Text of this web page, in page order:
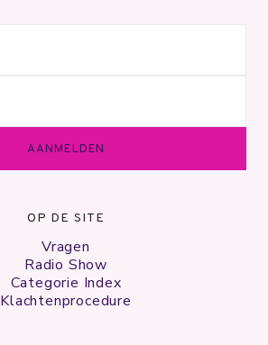
OP DE SITE
Vragen
Radio Show
Categorie Index
Klachtenprocedure